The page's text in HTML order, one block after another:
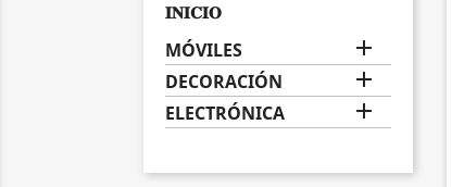
𝐈𝐍𝐈𝐂𝐈𝐎
MÓVILES 
DECORACIÓN 
ELECTRÓNICA 